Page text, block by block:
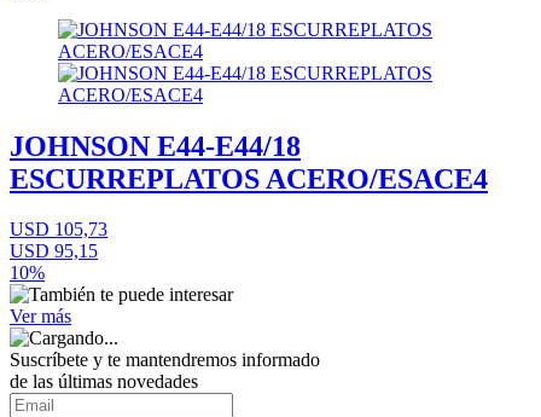
JOHNSON E44-E44/18
ESCURREPLATOS ACERO/ESACE4
USD 105,73
USD 95,15
10%
Ver más
Suscríbete y te mantendremos informado
de las últimas novedades